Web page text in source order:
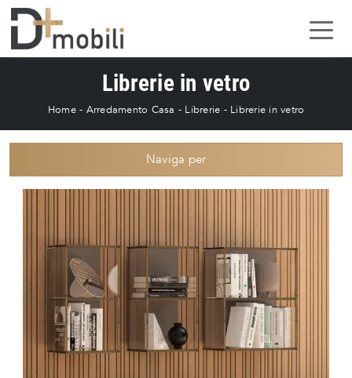
Librerie in vetro
Home- Arredamento Casa - Librerie - Librerie in vetro
Naviga per